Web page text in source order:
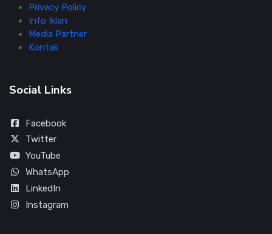
Privacy Policy
Info Iklan
Media Partner
Kontak
Social Links
Facebook
Twitter
YouTube
WhatsApp
LinkedIn
Instagram